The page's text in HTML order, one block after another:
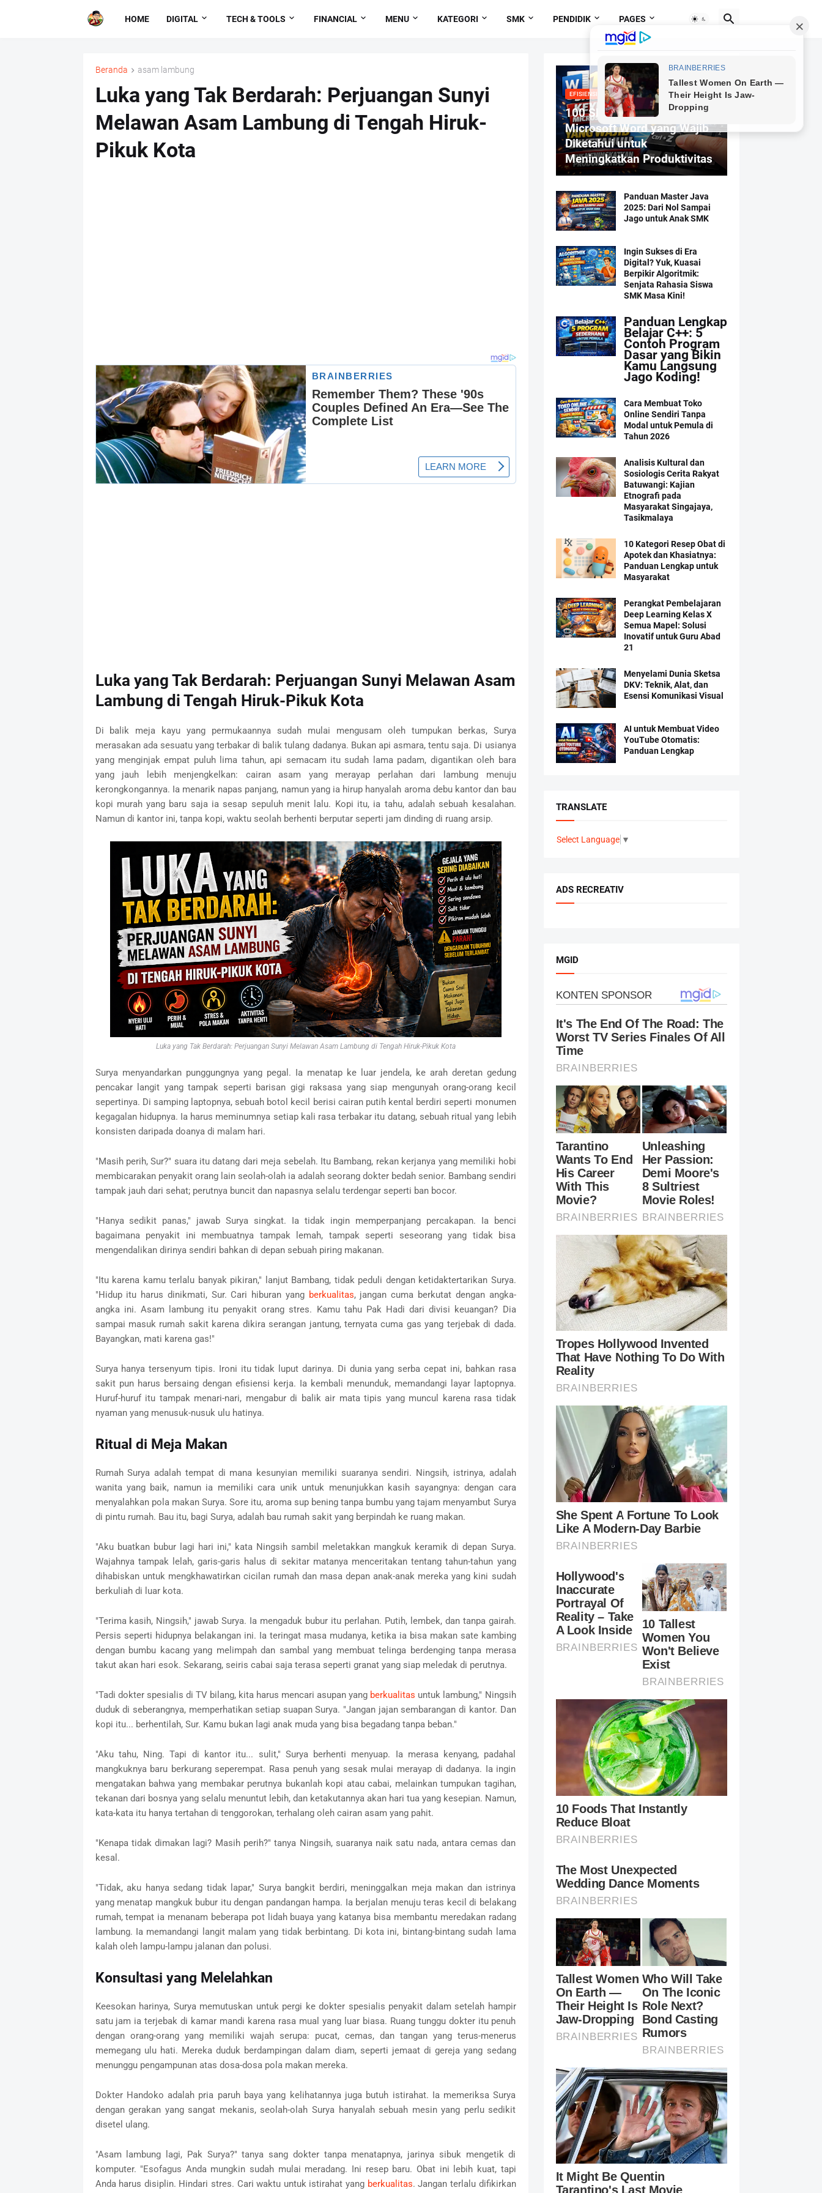
HOME DIGITAL TECH & TOOLS FINANCIAL MENU KATEGORI SMK PENDIDIK PAGES
Beranda asam lambung
Luka yang Tak Berdarah: Perjuangan Sunyi
Melawan Asam Lambung di Tengah Hiruk-
Pikuk Kota
Luka yang Tak Berdarah: Perjuangan Sunyi Melawan Asam
Lambung di Tengah Hiruk-Pikuk Kota
Di balik meja kayu yang permukaannya sudah mulai mengusam oleh tumpukan berkas, Surya
merasakan ada sesuatu yang terbakar di balik tulang dadanya. Bukan api asmara, tentu saja. Di usianya
yang menginjak empat puluh lima tahun, api semacam itu sudah lama padam, digantikan oleh bara
yang jauh lebih menjengkelkan: cairan asam yang merayap perlahan dari lambung menuju
kerongkongannya. Ia menarik napas panjang, namun yang ia hirup hanyalah aroma debu kantor dan bau
kopi murah yang baru saja ia sesap sepuluh menit lalu. Kopi itu, ia tahu, adalah sebuah kesalahan.
Namun di kantor ini, tanpa kopi, waktu seolah berhenti berputar seperti jam dinding di ruang arsip.
Luka yang Tak Berdarah: Perjuangan Sunyi Melawan Asam Lambung di Tengah Hiruk-Pikuk Kota
Surya menyandarkan punggungnya yang pegal. Ia menatap ke luar jendela, ke arah deretan gedung
pencakar langit yang tampak seperti barisan gigi raksasa yang siap mengunyah orang-orang kecil
sepertinya. Di samping laptopnya, sebuah botol kecil berisi cairan putih kental berdiri seperti monumen
kegagalan hidupnya. Ia harus meminumnya setiap kali rasa terbakar itu datang, sebuah ritual yang lebih
konsisten daripada doanya di malam hari.
"Masih perih, Sur?" suara itu datang dari meja sebelah. Itu Bambang, rekan kerjanya yang memiliki hobi
membicarakan penyakit orang lain seolah-olah ia adalah seorang dokter bedah senior. Bambang sendiri
tampak jauh dari sehat; perutnya buncit dan napasnya selalu terdengar seperti ban bocor.
"Hanya sedikit panas," jawab Surya singkat. Ia tidak ingin memperpanjang percakapan. Ia benci
bagaimana penyakit ini membuatnya tampak lemah, tampak seperti seseorang yang tidak bisa
mengendalikan dirinya sendiri bahkan di depan sebuah piring makanan.
"Itu karena kamu terlalu banyak pikiran," lanjut Bambang, tidak peduli dengan ketidaktertarikan Surya.
"Hidup itu harus dinikmati, Sur. Cari hiburan yang berkualitas, jangan cuma berkutat dengan angka-
angka ini. Asam lambung itu penyakit orang stres. Kamu tahu Pak Hadi dari divisi keuangan? Dia
sampai masuk rumah sakit karena dikira serangan jantung, ternyata cuma gas yang terjebak di dada.
Bayangkan, mati karena gas!"
Surya hanya tersenyum tipis. Ironi itu tidak luput darinya. Di dunia yang serba cepat ini, bahkan rasa
sakit pun harus bersaing dengan efisiensi kerja. Ia kembali menunduk, memandangi layar laptopnya.
Huruf-huruf itu tampak menari-nari, mengabur di balik air mata tipis yang muncul karena rasa tidak
nyaman yang menusuk-nusuk ulu hatinya.
Ritual di Meja Makan
Rumah Surya adalah tempat di mana kesunyian memiliki suaranya sendiri. Ningsih, istrinya, adalah
wanita yang baik, namun ia memiliki cara unik untuk menunjukkan kasih sayangnya: dengan cara
menyalahkan pola makan Surya. Sore itu, aroma sup bening tanpa bumbu yang tajam menyambut Surya
di pintu rumah. Bau itu, bagi Surya, adalah bau rumah sakit yang berpindah ke ruang makan.
"Aku buatkan bubur lagi hari ini," kata Ningsih sambil meletakkan mangkuk keramik di depan Surya.
Wajahnya tampak lelah, garis-garis halus di sekitar matanya menceritakan tentang tahun-tahun yang
dihabiskan untuk mengkhawatirkan cicilan rumah dan masa depan anak-anak mereka yang kini sudah
berkuliah di luar kota.
"Terima kasih, Ningsih," jawab Surya. Ia mengaduk bubur itu perlahan. Putih, lembek, dan tanpa gairah.
Persis seperti hidupnya belakangan ini. Ia teringat masa mudanya, ketika ia bisa makan sate kambing
dengan bumbu kacang yang melimpah dan sambal yang membuat telinga berdenging tanpa merasa
takut akan hari esok. Sekarang, seiris cabai saja terasa seperti granat yang siap meledak di perutnya.
"Tadi dokter spesialis di TV bilang, kita harus mencari asupan yang berkualitas untuk lambung," Ningsih
duduk di seberangnya, memperhatikan setiap suapan Surya. "Jangan jajan sembarangan di kantor. Dan
kopi itu... berhentilah, Sur. Kamu bukan lagi anak muda yang bisa begadang tanpa beban."
"Aku tahu, Ning. Tapi di kantor itu... sulit," Surya berhenti menyuap. Ia merasa kenyang, padahal
mangkuknya baru berkurang seperempat. Rasa penuh yang sesak mulai merayap di dadanya. Ia ingin
mengatakan bahwa yang membakar perutnya bukanlah kopi atau cabai, melainkan tumpukan tagihan,
tekanan dari bosnya yang selalu menuntut lebih, dan ketakutannya akan hari tua yang kesepian. Namun,
kata-kata itu hanya tertahan di tenggorokan, terhalang oleh cairan asam yang pahit.
"Kenapa tidak dimakan lagi? Masih perih?" tanya Ningsih, suaranya naik satu nada, antara cemas dan
kesal.
"Tidak, aku hanya sedang tidak lapar," Surya bangkit berdiri, meninggalkan meja makan dan istrinya
yang menatap mangkuk bubur itu dengan pandangan hampa. Ia berjalan menuju teras kecil di belakang
rumah, tempat ia menanam beberapa pot lidah buaya yang katanya bisa membantu meredakan radang
lambung. Ia memandangi langit malam yang tidak berbintang. Di kota ini, bintang-bintang sudah lama
kalah oleh lampu-lampu jalanan dan polusi.
Konsultasi yang Melelahkan
Keesokan harinya, Surya memutuskan untuk pergi ke dokter spesialis penyakit dalam setelah hampir
satu jam ia terjebak di kamar mandi karena rasa mual yang luar biasa. Ruang tunggu dokter itu penuh
dengan orang-orang yang memiliki wajah serupa: pucat, cemas, dan tangan yang terus-menerus
memegang ulu hati. Mereka duduk berdampingan dalam diam, seperti jemaat di gereja yang sedang
menunggu pengampunan atas dosa-dosa pola makan mereka.
Dokter Handoko adalah pria paruh baya yang kelihatannya juga butuh istirahat. Ia memeriksa Surya
dengan gerakan yang sangat mekanis, seolah-olah Surya hanyalah sebuah mesin yang perlu sedikit
disetel ulang.
"Asam lambung lagi, Pak Surya?" tanya sang dokter tanpa menatapnya, jarinya sibuk mengetik di
komputer. "Esofagus Anda mungkin sudah mulai meradang. Ini resep baru. Obat ini lebih kuat, tapi
Anda harus disiplin. Hindari stres. Cari waktu untuk istirahat yang berkualitas. Jangan terlalu difikirkan
EFISIENSI MENGETIK
100 Shortcut Keyboard
Microsoft Word yang Wajib
Diketahui untuk
Meningkatkan Produktivitas
Panduan Master Java
2025: Dari Nol Sampai
Jago untuk Anak SMK
Ingin Sukses di Era
Digital? Yuk, Kuasai
Berpikir Algoritmik:
Senjata Rahasia Siswa
SMK Masa Kini!
Panduan Lengkap
Belajar C++: 5
Contoh Program
Dasar yang Bikin
Kamu Langsung
Jago Koding!
Cara Membuat Toko
Online Sendiri Tanpa
Modal untuk Pemula di
Tahun 2026
Analisis Kultural dan
Sosiologis Cerita Rakyat
Batuwangi: Kajian
Etnografi pada
Masyarakat Singajaya,
Tasikmalaya
10 Kategori Resep Obat di
Apotek dan Khasiatnya:
Panduan Lengkap untuk
Masyarakat
Perangkat Pembelajaran
Deep Learning Kelas X
Semua Mapel: Solusi
Inovatif untuk Guru Abad
21
Menyelami Dunia Sketsa
DKV: Teknik, Alat, dan
Esensi Komunikasi Visual
AI untuk Membuat Video
YouTube Otomatis:
Panduan Lengkap
TRANSLATE
Select Language ▼
ADS RECREATIV
MGID